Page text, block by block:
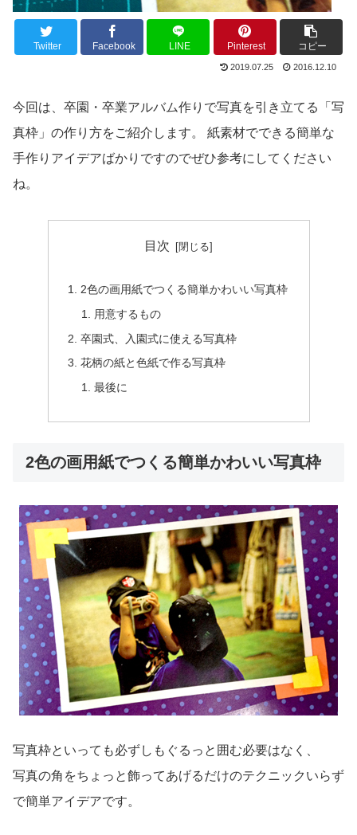
Twitter Facebook LINE Pinterest コピー
2019.07.25 2016.12.10
今回は、卒園・卒業アルバム作りで写真を引き立てる「写
真枠」の作り方をご紹介します。 紙素材でできる簡単な
手作りアイデアばかりですのでぜひ参考にしてください
ね。
目次
2色の画用紙でつくる簡単かわいい写真枠
用意するもの
卒園式、入園式に使える写真枠
花柄の紙と色紙で作る写真枠
最後に
2色の画用紙でつくる簡単かわいい写真枠
写真枠といっても必ずしもぐるっと囲む必要はなく、
写真の角をちょっと飾ってあげるだけのテクニックいらず
で簡単アイデアです。